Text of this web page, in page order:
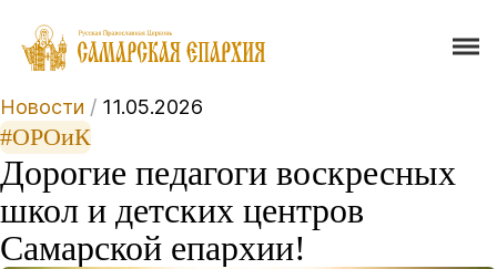
Новости / 11.05.2026
#ОРОиК
Дорогие педагоги воскресных
школ и детских центров
Самарской епархии!